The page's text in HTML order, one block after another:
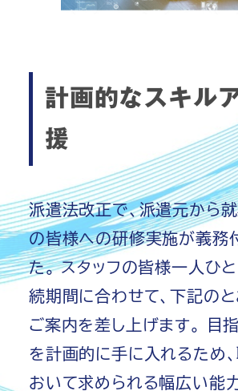
計画的なスキル
援
派遣法改正で、派遣元から
の皆様への研修実施が義務
た。 スタッフの皆様一人ひ
続期間に合わせて、下記の
ご案内を差し上げます。 目
を計画的に手に入れるため
おいて求められる幅広い能